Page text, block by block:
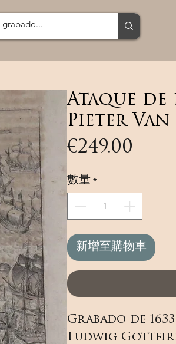
Ataque
Pieter
€249.00
數量*
新增至購物車
Grabado de
Ludwig